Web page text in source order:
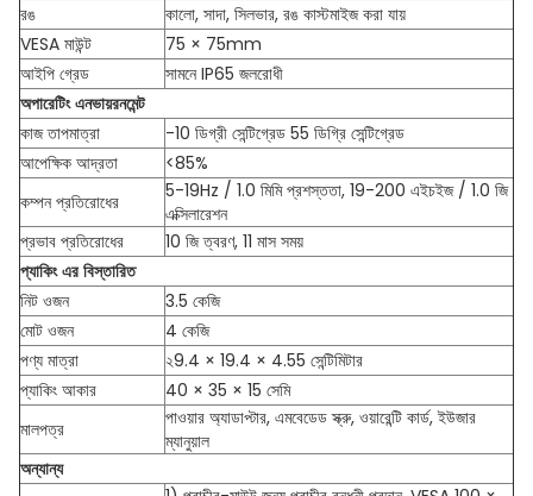
রঙ
কালো, সাদা, সিলভার, রঙ কাস্টমাইজ করা যায়
VESA মাউন্ট
75 × 75mm
আইপি গ্রেড
সামনে IP65 জলরোধী
অপারেটিং এনভায়রনমেন্ট
কাজ তাপমাত্রা
-10 ডিগ্রী সেন্টিগ্রেড 55 ডিগ্রি সেন্টিগ্রেড
আপেক্ষিক আদ্রতা
<85%
কম্পন প্রতিরোধের
5-19Hz / 1.0 মিমি প্রশস্ততা, 19-200 এইচইজ / 1.0 জি
এক্সিলারেশন
প্রভাব প্রতিরোধের
10 জি ত্বরণ, 11 মাস সময়
প্যাকিং এর বিস্তারিত
নিট ওজন
3.5 কেজি
মোট ওজন
4 কেজি
পণ্য মাত্রা
২9.4 × 19.4 × 4.55 সেন্টিমিটার
প্যাকিং আকার
40 × 35 × 15 সেমি
মালপত্র
পাওয়ার অ্যাডাপ্টার, এমবেডেড স্ক্রু, ওয়ারেন্টি কার্ড, ইউজার
ম্যানুয়াল
অন্যান্য